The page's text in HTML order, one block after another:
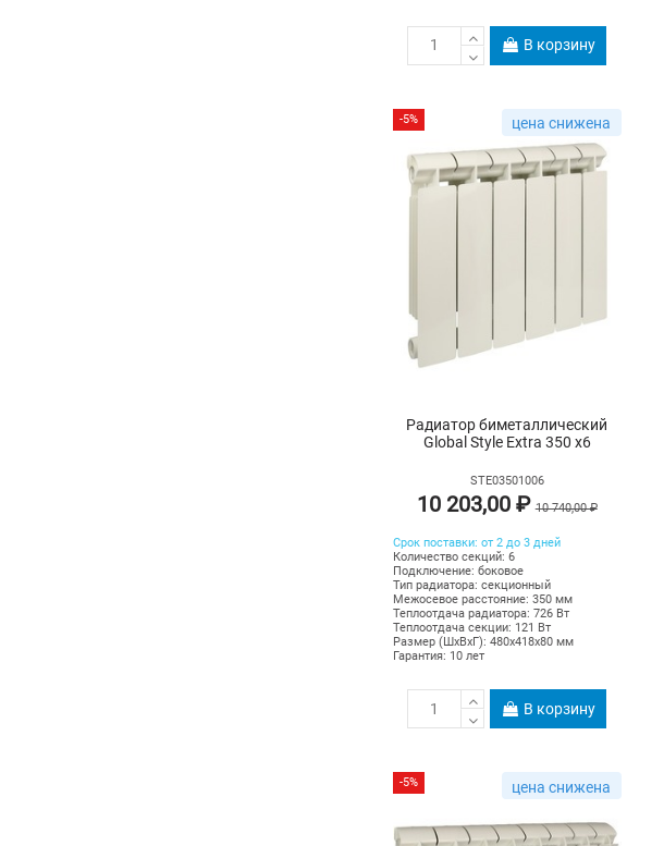
В корзину
цена снижена
-5%
Радиатор биметаллический
Global Style Extra 350 х6
STE03501006
10 203,00 ₽10 740,00 ₽
Срок поставки: от 2 до 3 дней
Количество секций: 6
Подключение: боковое
Тип радиатора: секционный
Межосевое расстояние: 350 мм
Теплоотдача радиатора: 726 Вт
Теплоотдача секции: 121 Вт
Размер (ШхВхГ): 480х418х80 мм
Гарантия: 10 лет
В корзину
цена снижена
-5%